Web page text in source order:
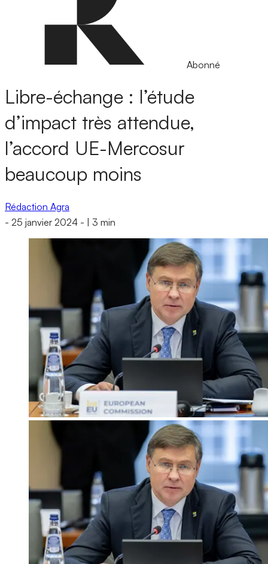
Abonné
Libre-échange : l’étude
d’impact très attendue,
l’accord UE-Mercosur
beaucoup moins
Rédaction Agra
- 25 janvier 2024 - 3 min